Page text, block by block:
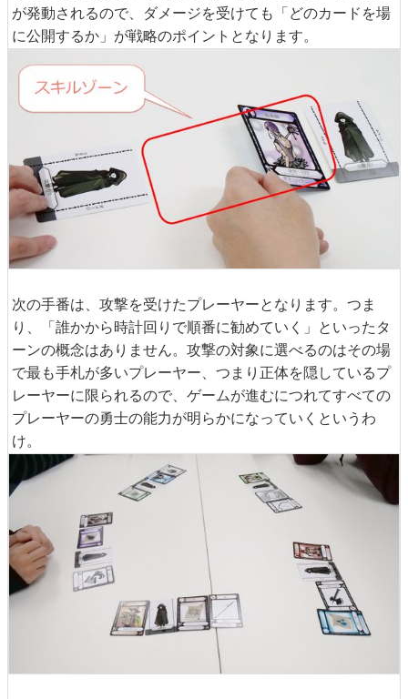
が発動されるので、ダメージを受けても「どのカードを場
に公開するか」が戦略のポイントとなります。
次の手番は、攻撃を受けたプレーヤーとなります。つま
り、「誰かから時計回りで順番に勧めていく」といったタ
ーンの概念はありません。攻撃の対象に選べるのはその場
で最も手札が多いプレーヤー、つまり正体を隠しているプ
レーヤーに限られるので、ゲームが進むにつれてすべての
プレーヤーの勇士の能力が明らかになっていくというわ
け。